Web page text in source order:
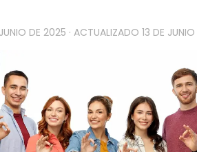
DE 2025 · ACTUALIZADO 13 DE